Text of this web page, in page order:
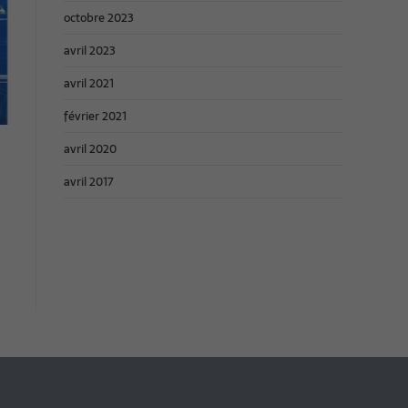
octobre 2023
avril 2023
avril 2021
février 2021
avril 2020
avril 2017